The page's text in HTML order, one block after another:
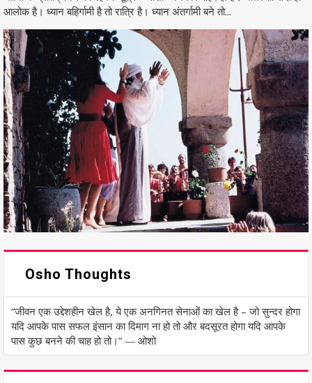
आलोक है। ध्यान बहिर्गामी है तो रात्रि है। ध्यान अंतर्गामी बने तो...
Osho Thoughts
“जीवन एक उद्देशहीन खेल है, ये एक अनगिनत सेनाओं का खेल है – जो सुन्दर होगा
यदि आपके पास सफल इंसान का दिमाग ना हो तो और बदसूरत होगा यदि आपके
पास कुछ बनने की चाह हो तो।” ― ओशो